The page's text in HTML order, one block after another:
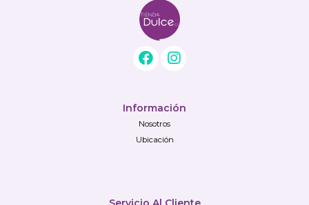
Información
Nosotros
Ubicación